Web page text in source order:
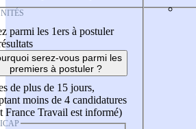
parmi les 1ers à postuler
serez-vous parmi les
premiers à postuler ?
de plus de 15 jours,
moins de 4 candidatures
France Travail est informé)